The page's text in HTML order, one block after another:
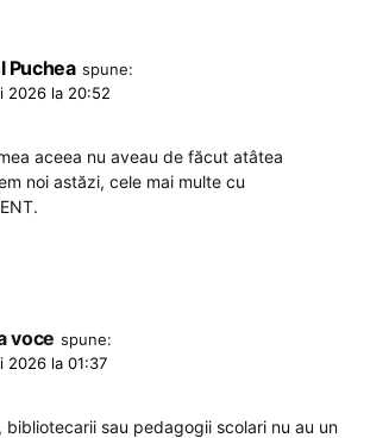
Puchea spune:
2026 la 20:52
aceea nu aveau de făcut atâtea
noi astăzi, cele mai multe cu
voce spune:
2026 la 01:37
bibliotecarii sau pedagogii scolari nu au un